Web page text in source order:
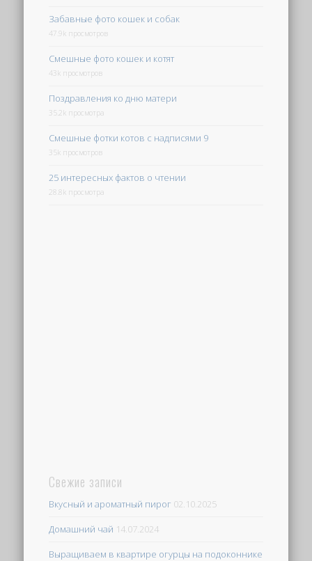
Забавные фото кошек и собак
47.9k просмотров
Смешные фото кошек и котят
43k просмотров
Поздравления ко дню матери
35.2k просмотра
Смешные фотки котов с надписями 9
35k просмотров
25 интересных фактов о чтении
28.8k просмотра
Свежие записи
Вкусный и ароматный пирог 02.10.2025
Домашний чай 14.07.2024
Выращиваем в квартире огурцы на подоконнике